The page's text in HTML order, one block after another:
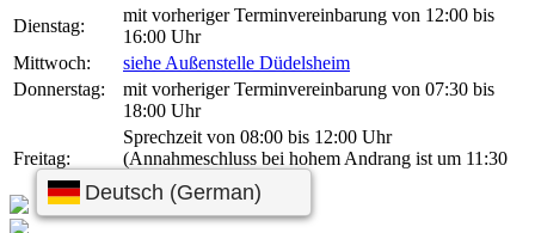
Dienstag:
mit vorheriger Terminvereinbarung von 12:00 bis
16:00 Uhr
Mittwoch:
siehe Außenstelle Düdelsheim
Donnerstag:
mit vorheriger Terminvereinbarung von 07:30 bis
18:00 Uhr
Freitag:
Sprechzeit von 08:00 bis 12:00 Uhr
(Annahmeschluss bei hohem Andrang ist um 11:30
Uhr)